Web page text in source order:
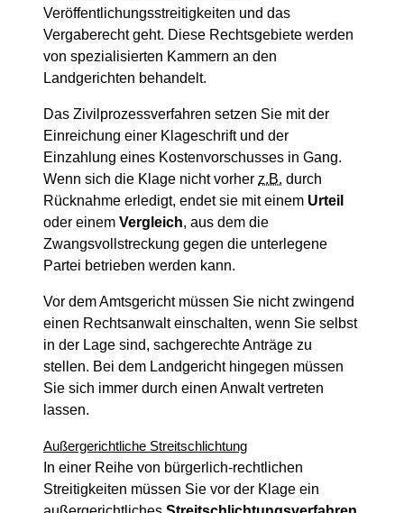
Veröffentlichungsstreitigkeiten und das
Vergaberecht geht. Diese Rechtsgebiete werden
von spezialisierten Kammern an den
Landgerichten behandelt.
Das Zivilprozessverfahren setzen Sie mit der
Einreichung einer Klageschrift und der
Einzahlung eines Kostenvorschusses in Gang.
Wenn sich die Klage nicht vorher z.B. durch
Rücknahme erledigt, endet sie mit einem Urteil
oder einem Vergleich, aus dem die
Zwangsvollstreckung gegen die unterlegene
Partei betrieben werden kann.
Vor dem Amtsgericht müssen Sie nicht zwingend
einen Rechtsanwalt einschalten, wenn Sie selbst
in der Lage sind, sachgerechte Anträge zu
stellen. Bei dem Landgericht hingegen müssen
Sie sich immer durch einen Anwalt vertreten
lassen.
Außergerichtliche Streitschlichtung
In einer Reihe von bürgerlich-rechtlichen
Streitigkeiten müssen Sie vor der Klage ein